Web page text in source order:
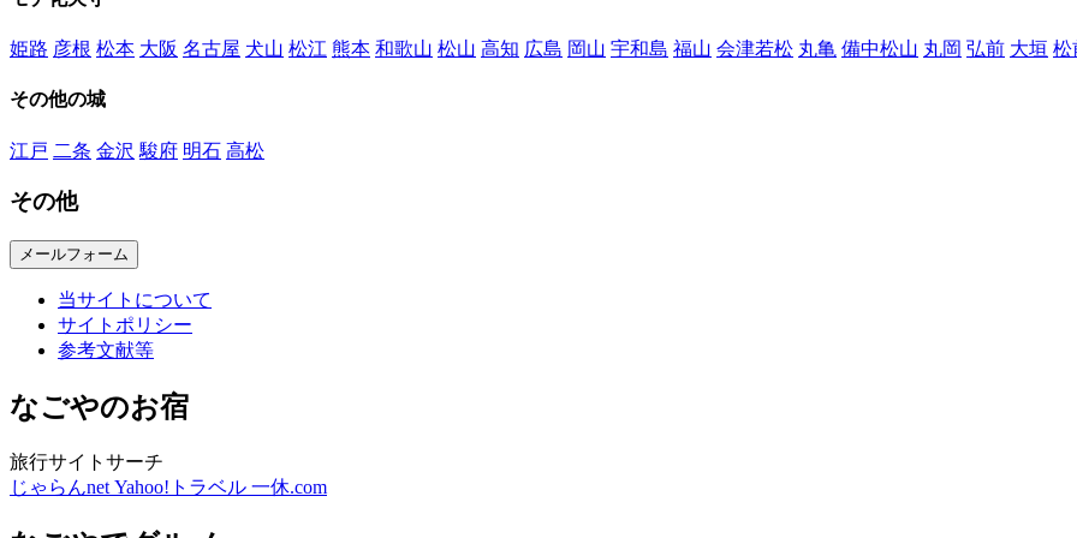
姫路 彦根 松本 大阪 名古屋 犬山 松江 熊本 和歌山 松山 高知 広島 岡山 宇和島 福山 会津若松 丸亀 備中松山 丸岡 弘前 大垣 松
その他の城
江戸 二条 金沢 駿府 明石 高松
その他
メールフォーム
当サイトについて
サイトポリシー
参考文献等
なごやのお宿
旅行サイトサーチ
じゃらんnet Yahoo!トラベル 一休.com